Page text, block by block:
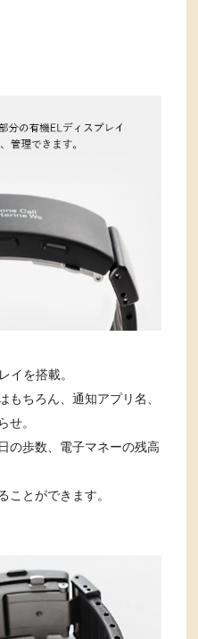
イを搭載。
もちろん、通知アプリ名、
。
の歩数、電子マネーの残高
ことができます。